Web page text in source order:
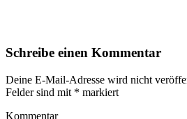
Schreibe einen Kommentar
Deine E-Mail-Adresse wird nicht
Felder sind mit * markiert
Kommentar